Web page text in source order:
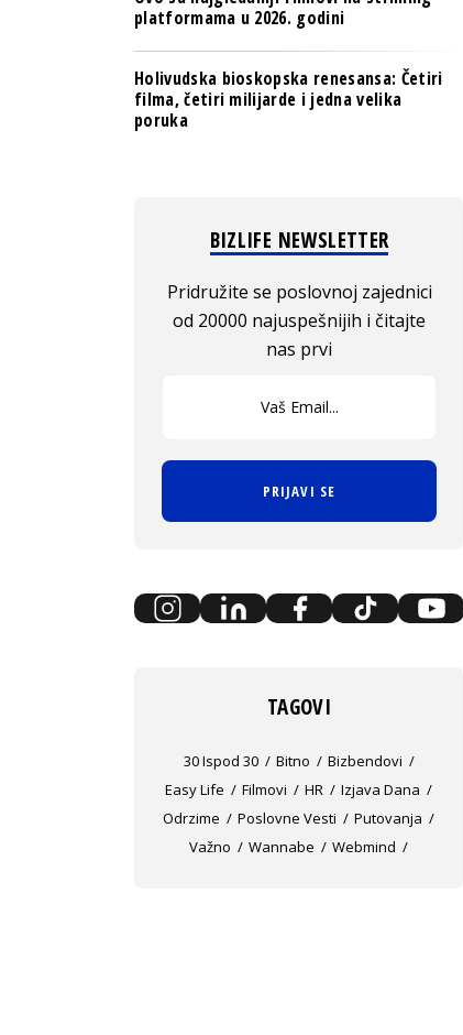
platformama u 2026. godini
Holivudska bioskopska renesansa: Četiri
filma, četiri milijarde i jedna velika
poruka
BIZLIFE NEWSLETTER
Pridružite se poslovnoj zajednici
od 20000 najuspešnijih i čitajte
nas prvi
PRIJAVI SE
TAGOVI
30 Ispod 30 Bitno
Bizbendovi
Easy Life
Filmovi HR
Izjava Dana
Odrzime
Poslovne Vesti
Putovanja
Važno
Wannabe Webmind